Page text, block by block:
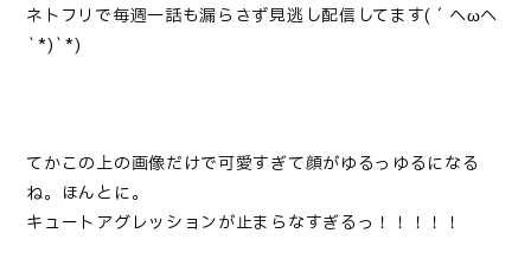
ネトフリで毎週一話も漏らさず見逃し配信してます(´へωへ
`*)`*)
てかこの上の画像だけで可愛すぎて顔がゆるっゆるになる
ね。ほんとに。
キュートアグレッションが止まらなすぎるっ！！！！！